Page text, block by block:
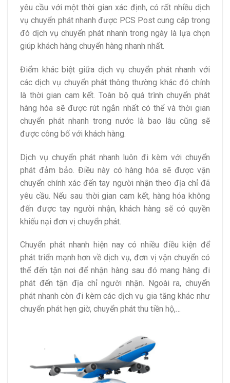
yêu cầu với một thời gian xác định, có rất nhiều dịch
vụ chuyển phát nhanh được PCS Post cung câp trong
đó dịch vụ chuyển phát nhanh trong ngày là lựa chọn
giúp khách hàng chuyển hàng nhanh nhất.
Điểm khác biệt giữa dịch vụ chuyển phát nhanh với
các dịch vụ chuyển phát thông thường khác đó chính
là thời gian cam kết. Toàn bộ quá trình chuyển phát
hàng hóa sẽ được rút ngắn nhất có thể và thời gian
chuyển phát nhanh trong nước là bao lâu cũng sẽ
được công bố với khách hàng.
Dịch vụ chuyển phát nhanh luôn đi kèm với chuyển
phát đảm bảo. Điều này có hàng hóa sẽ được vận
chuyển chính xác đến tay người nhận theo địa chỉ đã
yêu cầu. Nếu sau thời gian cam kết, hàng hóa không
đến được tay người nhận, khách hàng sẽ có quyền
khiếu nại đơn vị chuyển phát.
Chuyển phát nhanh hiện nay có nhiều điều kiện để
phát triển mạnh hơn về dịch vụ, đơn vị vận chuyển có
thể đến tận nơi để nhận hàng sau đó mang hàng đi
phát đến tận địa chỉ người nhận. Ngoài ra, chuyển
phát nhanh còn đi kèm các dịch vụ gia tăng khác như
chuyển phát hẹn giờ, chuyển phát thu tiền hộ,…